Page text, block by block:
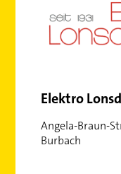
Elektro
Angela-Braun-
Burbach